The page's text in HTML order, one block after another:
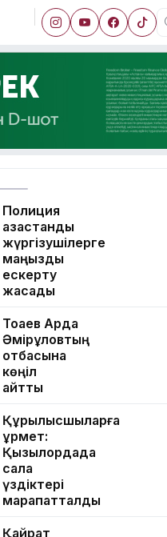
Полиция
қазақстандық
жүргізушілерге
маңызды
ескерту
жасады
Тоқаев Ардақ
Әмірқұловтың
отбасына
көңіл
айтты
Құрылысшыларға
құрмет:
Қызылордада
сала
үздіктері
марапатталды
Қайрат